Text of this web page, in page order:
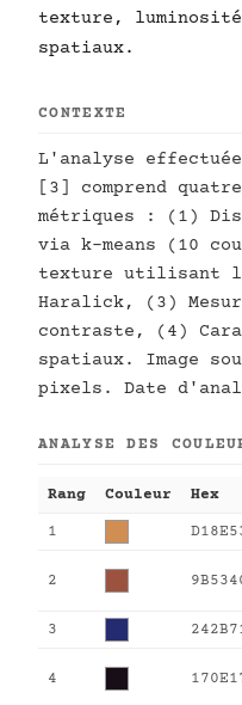
texture,
spatiaux.
CONTEXTE
L'analyse effectuée
[3] comprend
métriques : (1)
via k-means (10
texture utilisant
Haralick, (3)
contraste, (4)
spatiaux. Image
pixels. Date
ANALYSE DES
Rang Couleur Hex
1
2
3
4